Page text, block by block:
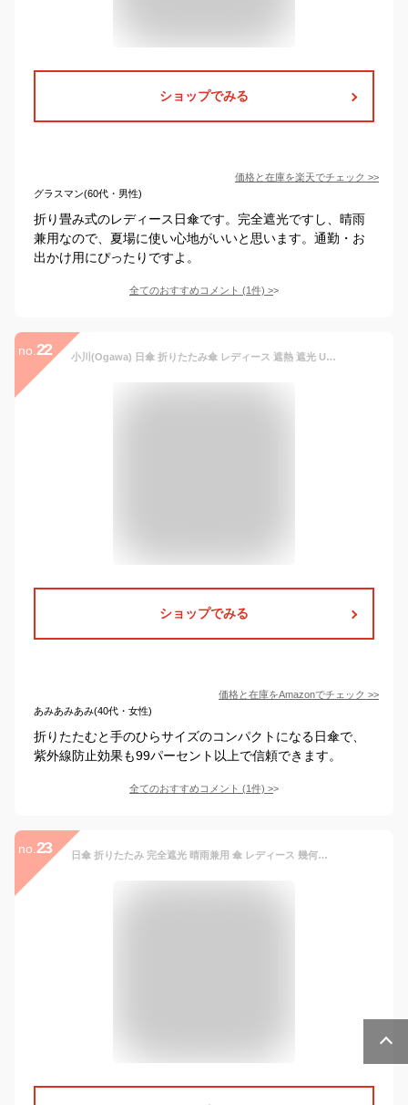
ショップでみる
価格と在庫を楽天でチェック >>
グラスマン(60代・男性)
折り畳み式のレディース日傘です。完全遮光ですし、晴雨
兼用なので、夏場に使い心地がいいと思います。通勤・お
出かけ用にぴったりですよ。
全てのおすすめコメント (1件) >
no. 22 小川(Ogawa) 日傘 折りたたみ傘 レディース 遮熱 遮光 UV 99%以上 超軽量 122g コンパクト 50cm 5本骨 LINEDROPS 草原のマドンナ はっ水 安全カバー付 持ち運びしやすい ポーチ型収納袋付き オフホワイト りす 手開き 晴雨兼用 13885
ショップでみる
価格と在庫をAmazonでチェック >>
あみあみあみ(40代・女性)
折りたたむと手のひらサイズのコンパクトになる日傘で、
紫外線防止効果も99パーセント以上で信頼できます。
全てのおすすめコメント (1件) >
no. 23 日傘 折りたたみ 完全遮光 晴雨兼用 傘 レディース 幾何学柄 イエロー/ピンク 21-2123 おしゃれ かわいい 遮光率1